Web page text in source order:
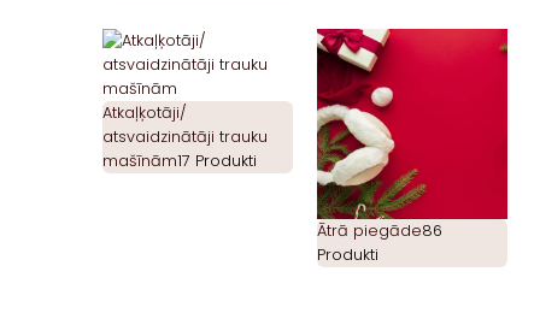
Atkaļķotāji/
atsvaidzinātāji trauku
mašīnām17 Produkti
Ātrā piegāde86
Produkti